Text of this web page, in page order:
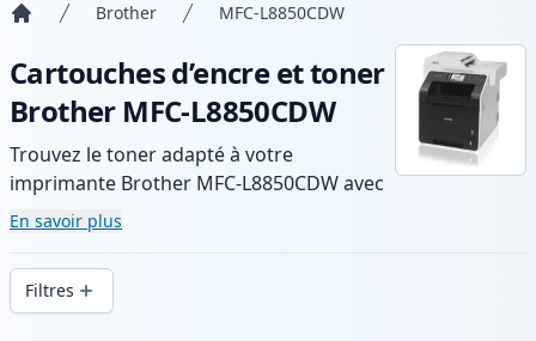
Brother MFC-L8850CDW
Cartouches d’encre et toner
Brother MFC-L8850CDW
Trouvez le toner adapté à votre
imprimante Brother MFC-L8850CDW avec
notre gamme de cartouches compatibles
et haute capacité. Profitez d’une qualité
d’impression constante et d’une livraison
rapide depuis un stock local en .
En savoir plus
Filtres